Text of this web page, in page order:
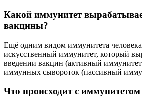
Какой иммунитет
вакцины?
Ещё одним видом иммунитета человека
искусственный иммунитет, который
введении вакцин (активный
иммунных сывороток (пассивный
Что происходит с